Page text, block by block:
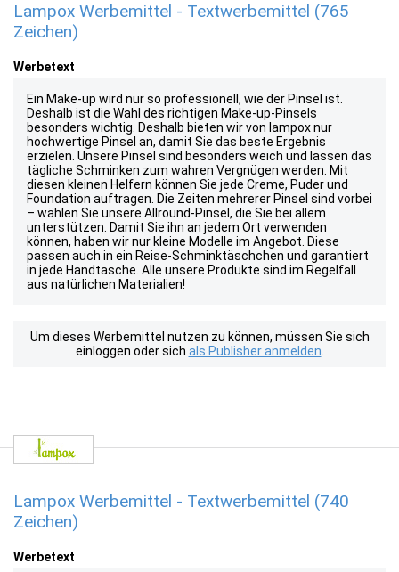
Lampox Werbemittel - Textwerbemittel (765
Zeichen)
Werbetext
Ein Make-up wird nur so professionell, wie der Pinsel ist.
Deshalb ist die Wahl des richtigen Make-up-Pinsels
besonders wichtig. Deshalb bieten wir von lampox nur
hochwertige Pinsel an, damit Sie das beste Ergebnis
erzielen. Unsere Pinsel sind besonders weich und lassen das
tägliche Schminken zum wahren Vergnügen werden. Mit
diesen kleinen Helfern können Sie jede Creme, Puder und
Foundation auftragen. Die Zeiten mehrerer Pinsel sind vorbei
– wählen Sie unsere Allround-Pinsel, die Sie bei allem
unterstützen. Damit Sie ihn an jedem Ort verwenden
können, haben wir nur kleine Modelle im Angebot. Diese
passen auch in ein Reise-Schminktäschchen und garantiert
in jede Handtasche. Alle unsere Produkte sind im Regelfall
aus natürlichen Materialien!
Um dieses Werbemittel nutzen zu können, müssen Sie sich
einloggen oder sich als Publisher anmelden
Lampox Werbemittel - Textwerbemittel (740
Zeichen)
Werbetext